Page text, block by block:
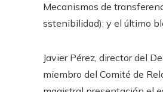
Mecanismos de
sstenibilidad); y el último
Javier Pérez, director del
miembro del Comité de